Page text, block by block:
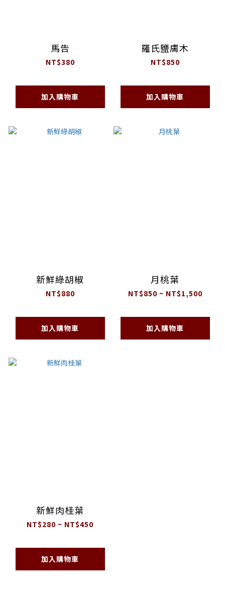
馬告
NT$380
加入購物車
羅氏鹽膚木
NT$850
加入購物車
新鮮綠胡椒
NT$880
加入購物車
月桃葉
NT$850 ~ NT$1,500
加入購物車
新鮮肉桂葉
NT$280 ~ NT$450
加入購物車